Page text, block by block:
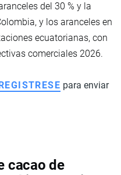
del 30 % y la
y los aranceles en
ecuatorianas, con
comerciales 2026.
REGISTRESE para enviar
cacao de